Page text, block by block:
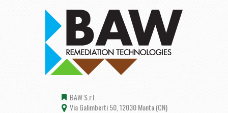
BAW S.r.l.
Via Galimberti 50, 12030 Manta (CN)